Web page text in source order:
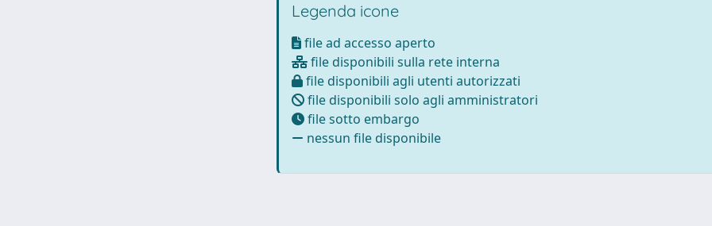
Legenda icone
file ad accesso aperto
file disponibili sulla rete interna
file disponibili agli utenti autorizzati
file disponibili solo agli amministratori
file sotto embargo
nessun file disponibile